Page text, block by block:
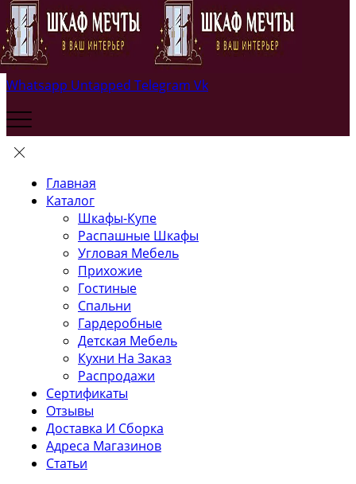
Whatsapp Untapped Telegram Vk
Главная
Каталог
Шкафы-Купе
Распашные Шкафы
Угловая Мебель
Прихожие
Гостиные
Спальни
Гардеробные
Детская Мебель
Кухни На Заказ
Распродажи
Сертификаты
Отзывы
Доставка И Сборка
Адреса Магазинов
Статьи